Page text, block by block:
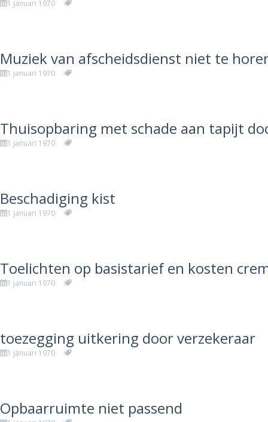
1 januari 1970
Muziek van afscheidsdienst niet te
1 januari 1970
Thuisopbaring met schade aan tapijt
1 januari 1970
Beschadiging kist
1 januari 1970
Toelichten op basistarief en kosten
1 januari 1970
toezegging uitkering door verzekeraar
1 januari 1970
Opbaarruimte niet passend